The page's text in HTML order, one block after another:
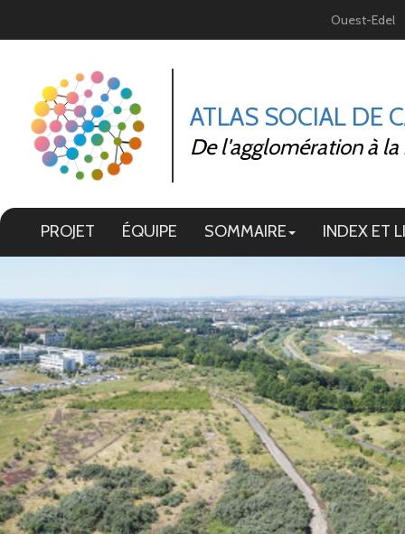
Ouest-Edel
ATLAS SOCIAL DE
De l'agglomération à
PROJET ÉQUIPE SOMMAIRE INDEX ET